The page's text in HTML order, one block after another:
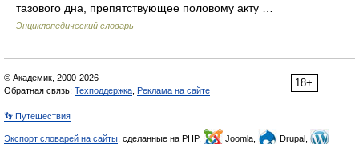
тазового дна, препятствующее половому акту …
Энциклопедический словарь
18+
© Академик, 2000-2026
Обратная связь: Техподдержка Реклама на сайте
👣 Путешествия
Экспорт словарей на сайты , сделанные на PHP, Joomla,
Drupal,